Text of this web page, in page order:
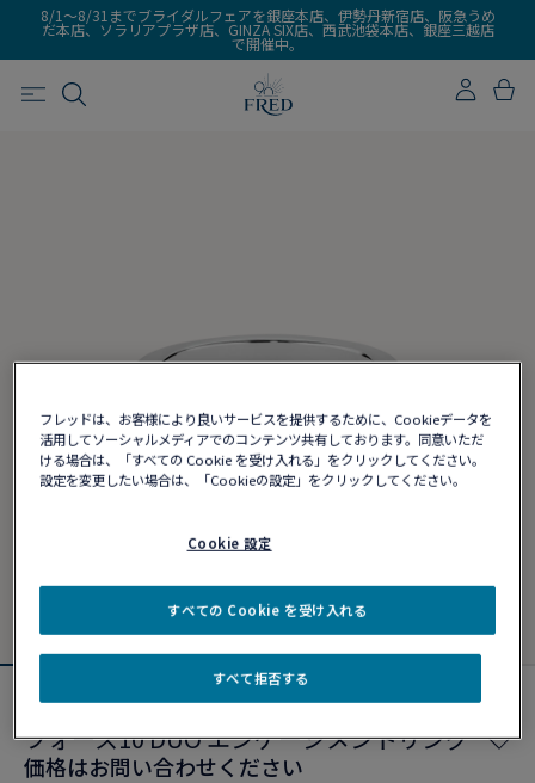
8/1～8/31までブライダルフェアを銀座本店、伊勢丹新宿店、阪急うめ
だ本店、ソラリアプラザ店、GINZA SIX店、西武池袋本店、銀座三越店
で開催中。
フォース10 DUO エンゲージメントリング
価格はお問い合わせください
フレッドは、お客様により良いサービスを提供するために、Cookieデータを
活用してソーシャルメディアでのコンテンツ共有しております。同意いただ
ける場合は、「すべての Cookie を受け入れる」をクリックしてください。
設定を変更したい場合は、「Cookieの設定」をクリックしてください。
Cookie 設定
すべて拒否する
すべての Cookie を受け入れる